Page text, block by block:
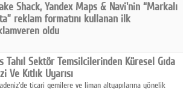
Shack, Yandex Maps & Navi'nin “Markalı
reklam formatını kullanan ilk
oldu
amacıyla Cereyan Medya ve Yandex Ads iş birliğiyle
Maps & Navi'nin yeni "Markalı Rota" reklam formatını
ilk marka oldu.
Tahıl Sektör Temsilcilerinden Küresel Gıda
Ve Kıtlık Uyarısı
ticari gemilere ve liman altyapılarına yönelik